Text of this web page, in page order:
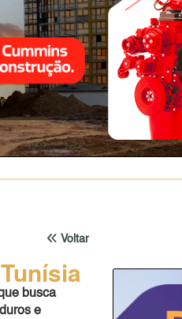
Voltar
busca
e